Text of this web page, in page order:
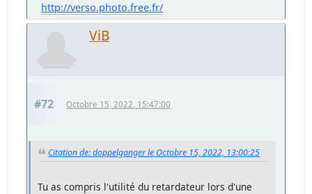
http://verso.photo.free.fr/
ViB
#72 Octobre 15, 2022, 15:47:00
Citation de: doppelganger le Octobre 15, 2022, 13:00:25
Tu as compris l'utilité du retardateur lors d'une